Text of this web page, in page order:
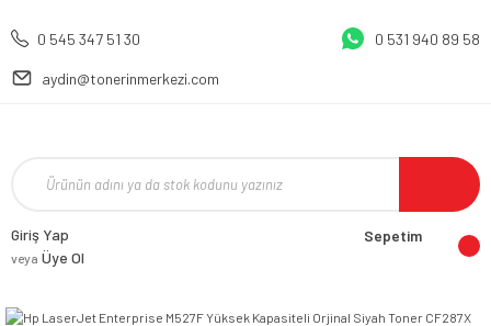
0 545 347 51 30 0 531 940 89 58
aydin@tonerinmerkezi.com
Giriş Yap
veya Üye Ol
Sepetim